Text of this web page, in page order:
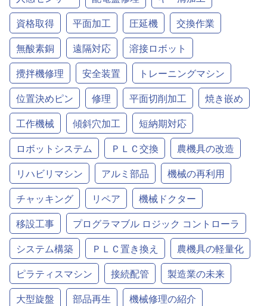
資格取得
平面加工 圧延機
交換作業
無酸素銅
遠隔対応
溶接ロボット
攪拌機修理
安全装置
トレーニングマシン
位置決めピン
修理 平面切削加工
焼き嵌め
工作機械
傾斜穴加工
短納期対応
ロボットシステム
ＰＬＣ交換
農機具の改造
リハビリマシン
アルミ部品
機械の再利用
チャッキング
リペア
機械ドクター
移設工事
プログラマブル ロジック コントローラ
システム構築
ＰＬＣ置き換え
農機具の軽量化
ピラティスマシン
接続配管
製造業の未来
大型旋盤
部品再生
機械修理の紹介